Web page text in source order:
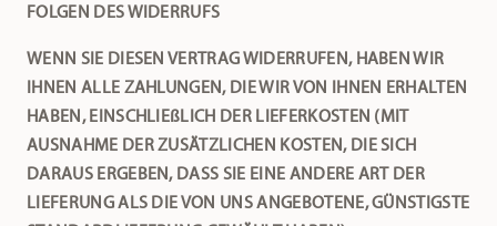
FOLGEN DES WIDERRUFS
WENN SIE DIESEN VERTRAG WIDERRUFEN, HABEN WIR
IHNEN ALLE ZAHLUNGEN, DIE WIR VON IHNEN ERHALTEN
HABEN, EINSCHLIEßLICH DER LIEFERKOSTEN (MIT
AUSNAHME DER ZUSÄTZLICHEN KOSTEN, DIE SICH
DARAUS ERGEBEN, DASS SIE EINE ANDERE ART DER
LIEFERUNG ALS DIE VON UNS ANGEBOTENE, GÜNSTIGSTE